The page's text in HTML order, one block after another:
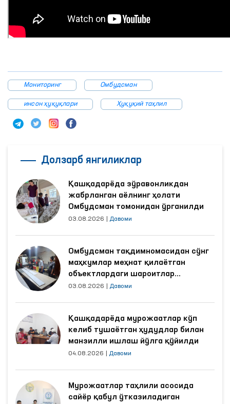
Мониторинг Омбудсман
инсон ҳуқуқлари Ҳуқуқий таҳлил
Долзарб янгиликлар
Қашқадарёда зўравонликдан
жабрланган аёлнинг ҳолати
Омбудсман томонидан ўрганилди
03.08.2026 Давоми
Омбудсман тақдимномасидан сўнг
маҳкумлар меҳнат қилаётган
объектлардаги шароитлар
яхшиланди
03.08.2026 Давоми
Қашқадарёда мурожаатлар кўп
келиб тушаётган ҳудудлар билан
манзилли ишлаш йўлга қўйилди
04.08.2026 Давоми
Мурожаатлар таҳлили асосида
сайёр қабул ўтказиладиган